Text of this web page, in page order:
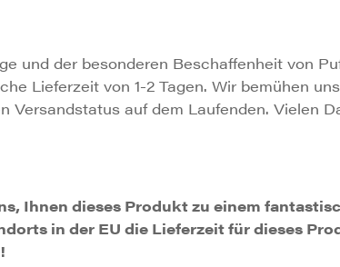
und der besonderen Beschaffenheit von
Lieferzeit von 1-2 Tagen. Wir bemühen
Versandstatus auf dem Laufenden. Vielen
Ihnen dieses Produkt zu einem
in der EU die Lieferzeit für dieses